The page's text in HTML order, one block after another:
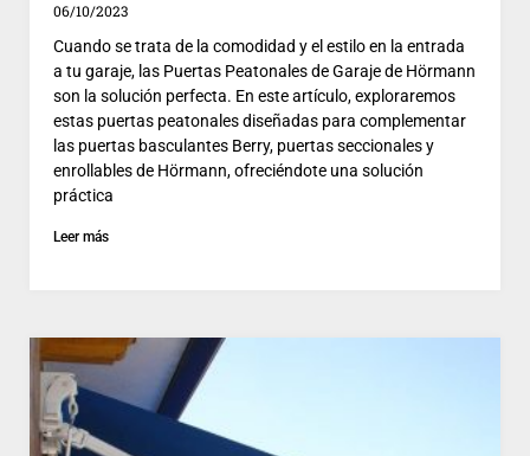
06/10/2023
Cuando se trata de la comodidad y el estilo en la entrada
a tu garaje, las Puertas Peatonales de Garaje de Hörmann
son la solución perfecta. En este artículo, exploraremos
estas puertas peatonales diseñadas para complementar
las puertas basculantes Berry, puertas seccionales y
enrollables de Hörmann, ofreciéndote una solución
práctica
Leer más